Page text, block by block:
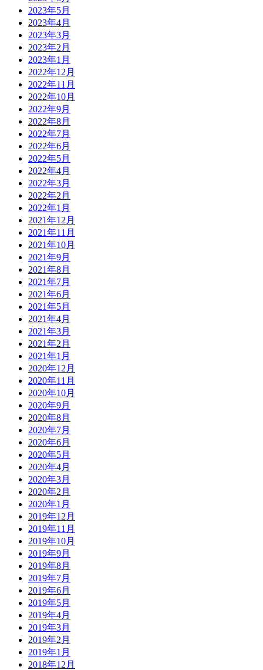
2023年5月
2023年4月
2023年3月
2023年2月
2023年1月
2022年12月
2022年11月
2022年10月
2022年9月
2022年8月
2022年7月
2022年6月
2022年5月
2022年4月
2022年3月
2022年2月
2022年1月
2021年12月
2021年11月
2021年10月
2021年9月
2021年8月
2021年7月
2021年6月
2021年5月
2021年4月
2021年3月
2021年2月
2021年1月
2020年12月
2020年11月
2020年10月
2020年9月
2020年8月
2020年7月
2020年6月
2020年5月
2020年4月
2020年3月
2020年2月
2020年1月
2019年12月
2019年11月
2019年10月
2019年9月
2019年8月
2019年7月
2019年6月
2019年5月
2019年4月
2019年3月
2019年2月
2019年1月
2018年12月